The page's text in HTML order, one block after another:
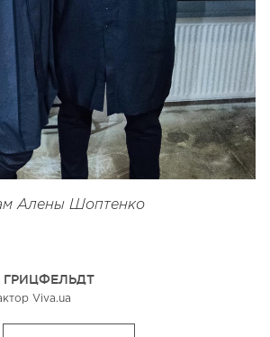
Алены Шоптенко
Viva.ua